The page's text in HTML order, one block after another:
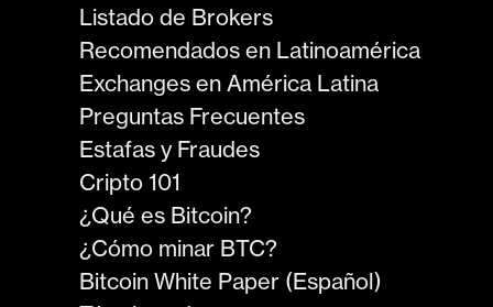
Listado de Brokers
Recomendados en Latinoamérica
Exchanges en América Latina
Preguntas Frecuentes
Estafas y Fraudes
Cripto 101
¿Qué es Bitcoin?
¿Cómo minar BTC?
Bitcoin White Paper (Español)